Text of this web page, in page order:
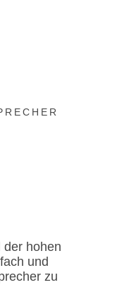
der hohen
und
zu